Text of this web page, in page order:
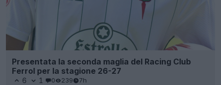
Presentata la seconda maglia del Racing Club
Ferrol per la stagione 26-27
6 1 0 239 7h